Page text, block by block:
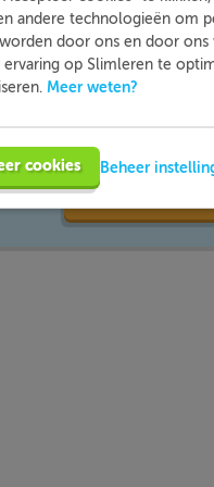
kun je op een
Meer informatie
andere technologieën om
door ons en door
op Slimleren te
Meer weten?
cookies Beheer